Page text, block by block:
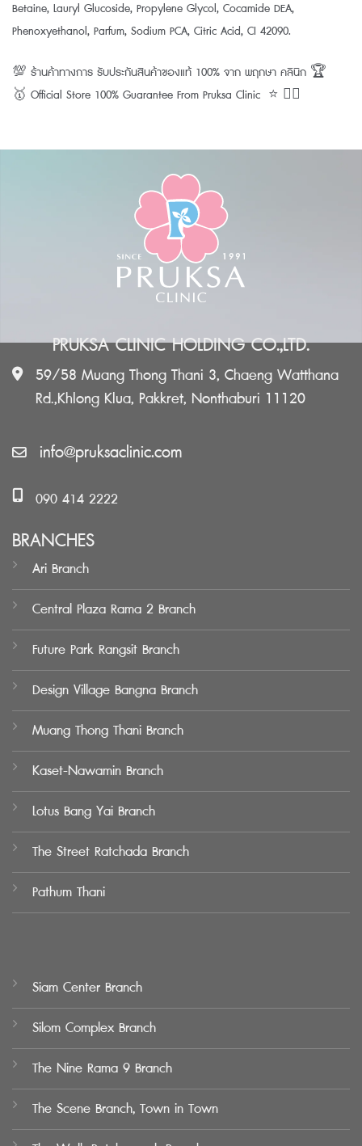
Betaine, Lauryl Glucoside, Propylene Glycol, Cocamide DEA,
Phenoxyethanol, Parfum, Sodium PCA, Citric Acid, CI 42090.
💯 ร้านค้าทางการ รับประกันสินค้าของแท้ 100% จาก พฤกษา คลินิก 🏆
🥇 Official Store 100% Guarantee From Pruksa Clinic ⭐️ 👨‍⚕️
PRUKSA CLINIC HOLDING CO.,LTD.
59/58 Muang Thong Thani 3, Chaeng Watthana
Rd.,Khlong Klua, Pakkret, Nonthaburi 11120
info@pruksaclinic.com
090 414 2222
BRANCHES
Ari Branch
Central Plaza Rama 2 Branch
Future Park Rangsit Branch
Design Village Bangna Branch
Muang Thong Thani Branch
Kaset-Nawamin Branch
Lotus Bang Yai Branch
The Street Ratchada Branch
Pathum Thani
Siam Center Branch
Silom Complex Branch
The Nine Rama 9 Branch
The Scene Branch, Town in Town